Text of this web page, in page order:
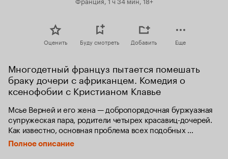
Оценить Буду смотреть Добавить Еще
Многодетный француз пытается помешать
браку дочери с африканцем. Комедия о
ксенофобии с Кристианом Клавье
Мсье Верней и его жена — добропорядочная буржуазная
супружеская пара, родители четырех красавиц-дочерей.
Как известно, основная проблема всех подобных
семей — выдать дочек замуж. У семейства Верней такой
проблемы нет. Три дочери уже нашли свое счастье,
Полное описание